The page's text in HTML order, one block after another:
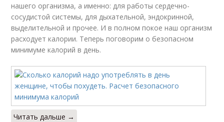
нашего организма, а именно: для работы сердечно-
сосудистой системы, для дыхательной, эндокринной,
выделительной и прочее. И в полном покое наш организм
расходует калории. Теперь поговорим о безопасном
минимуме калорий в день.
Читать дальше →